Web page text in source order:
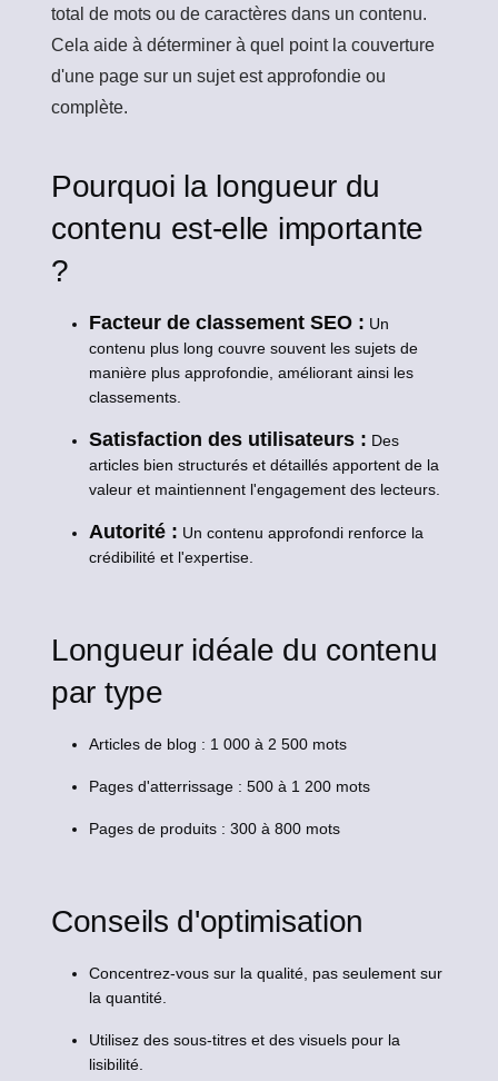
total de mots ou de caractères dans un contenu.
Cela aide à déterminer à quel point la couverture
d'une page sur un sujet est approfondie ou
complète.
Pourquoi la longueur du
contenu est-elle importante
?
Facteur de classement SEO : Un
contenu plus long couvre souvent les sujets de
manière plus approfondie, améliorant ainsi les
classements.
Satisfaction des utilisateurs : Des
articles bien structurés et détaillés apportent de la
valeur et maintiennent l'engagement des lecteurs.
Autorité : Un contenu approfondi renforce la
crédibilité et l'expertise.
Longueur idéale du contenu
par type
Articles de blog : 1 000 à 2 500 mots
Pages d'atterrissage : 500 à 1 200 mots
Pages de produits : 300 à 800 mots
Conseils d'optimisation
Concentrez-vous sur la qualité, pas seulement sur
la quantité.
Utilisez des sous-titres et des visuels pour la
lisibilité.